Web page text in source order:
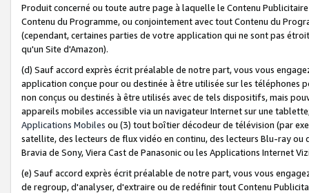
Produit concerné ou toute autre page à laquelle le Contenu
Contenu du Programme, ou conjointement avec tout Contenu du
(cependant, certaines parties de votre application qui ne sont pas
qu'un Site d'Amazon).
(d) Sauf accord exprès écrit préalable de notre part, vous vous
application conçue pour ou destinée à être utilisée sur les téléphones
non conçus ou destinés à être utilisés avec de tels dispositifs, mais
appareils mobiles accessible via un navigateur Internet sur une
Applications Mobiles ou (3) tout boîtier décodeur de télévision (par
satellite, des lecteurs de flux vidéo en continu, des lecteurs Blu-ray
Bravia de Sony, Viera Cast de Panasonic ou les Applications Internet
(e) Sauf accord exprès écrit préalable de notre part, vous vous
de regroup, d'analyser, d'extraire ou de redéfinir tout Contenu